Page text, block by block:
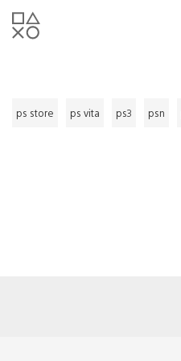
ps store ps vita ps3 psn